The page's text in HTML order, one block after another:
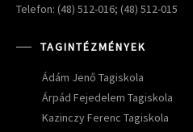
Telefon: (48) 512-016; (48) 512-015
TAGINTÉZMÉNYEK
Ádám Jenő Tagiskola
Árpád Fejedelem Tagiskola
Kazinczy Ferenc Tagiskola